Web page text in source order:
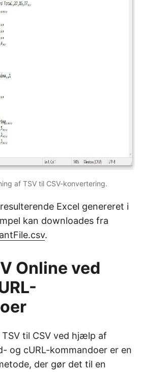
af TSV til CSV-konvertering.
Excel genereret i
kan downloades fra
.
Online ved
til CSV ved hjælp af
og cURL-kommandoer er en
der gør det til en